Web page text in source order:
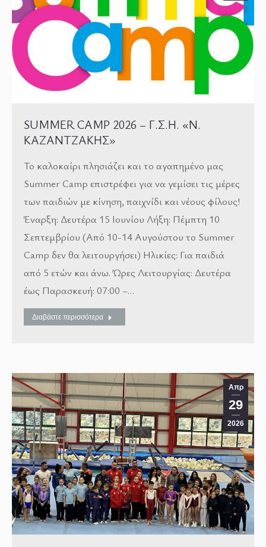
SUMMER CAMP 2026 – Γ.Σ.Η. «Ν.
ΚΑΖΑΝΤΖΑΚΗΣ»
Το καλοκαίρι πλησιάζει και το αγαπημένο μας
Summer Camp επιστρέφει για να γεμίσει τις μέρες
των παιδιών με κίνηση, παιχνίδι και νέους φίλους!
Έναρξη: Δευτέρα 15 Ιουνίου Λήξη: Πέμπτη 10
Σεπτεμβρίου (Από 10-14 Αυγούστου το Summer
Camp δεν θα λειτουργήσει) Ηλικίες: Για παιδιά
από 5 ετών και άνω. Ώρες Λειτουργίας: Δευτέρα
έως Παρασκευή: 07:00 –…
Διαβάστε περισσότερα
Απρ
29
2026